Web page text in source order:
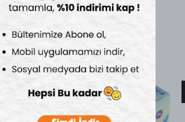
7% İndirim